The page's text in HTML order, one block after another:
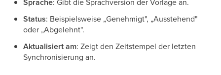
Status: Beispielsweise „Genehmigt", „Ausstehend"
oder „Abgelehnt".
Aktualisiert am: Zeigt den Zeitstempel der letzten
Synchronisierung an.